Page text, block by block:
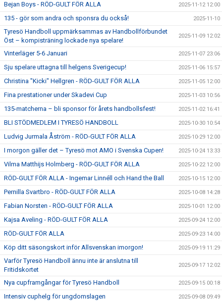
Bejan Boys - RÖD-GULT FÖR ALLA 2025-11-12 12:00
135 - gör som andra och sponsra du också! 2025-11-10
Tyresö Handboll uppmärksammas av Handbollförbundet
Öst – kompisträning lockade nya spelare!
2025-11-09 12:02
Vinterläger 5-6 Januari 2025-11-07 23:06
Sju spelare uttagna till helgens Sverigecup! 2025-11-06 15:57
Christina "Kicki" Hellgren - RÖD-GULT FÖR ALLA 2025-11-05 12:00
Fina prestationer under Skadevi Cup 2025-11-03 10:56
135-matcherna – bli sponsor för årets handbollsfest! 2025-11-02 16:41
BLI STÖDMEDLEM I TYRESÖ HANDBOLL 2025-10-30 10:54
Ludvig Jurmala Åström - RÖD-GULT FÖR ALLA 2025-10-29 12:00
I morgon gäller det – Tyresö mot AMO i Svenska Cupen! 2025-10-24 13:33
Vilma Matthijs Holmberg - RÖD-GULT FÖR ALLA 2025-10-22 12:00
RÖD-GULT FÖR ALLA - Ingemar Linnéll och Hand the Ball 2025-10-15 12:00
Pernilla Svartbro - RÖD-GULT FÖR ALLA 2025-10-08 14:28
Fabian Norsten - RÖD-GULT FÖR ALLA 2025-10-01 12:00
Kajsa Aveling - RÖD-GULT FÖR ALLA 2025-09-24 12:00
RÖD-GULT FÖR ALLA 2025-09-23 14:00
Köp ditt säsongskort inför Allsvenskan imorgon! 2025-09-19 11:29
Varför Tyresö Handboll ännu inte är anslutna till
Fritidskortet
2025-09-17 12:02
Nya cupframgångar för Tyresö Handboll 2025-09-15 00:18
Intensiv cuphelg för ungdomslagen 2025-09-08 09:49